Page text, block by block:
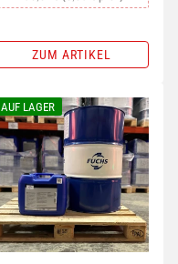
ZUM ARTIKEL
AUF LAGER